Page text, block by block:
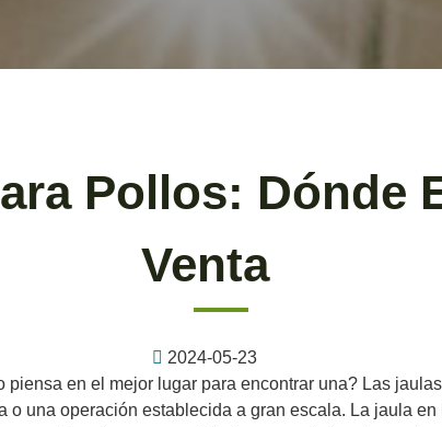
Pollos: Dónde
Venta
2024-05-23
piensa en el mejor lugar para encontrar una? Las
una operación establecida a gran escala. La jaula